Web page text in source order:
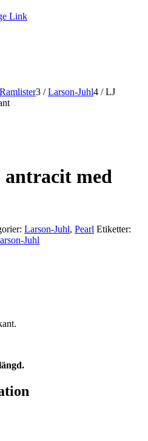
Link
Ramlister3 / Larson-Juhl4 / LJ
antracit med
Larson-Juhl, Pearl Etiketter:
Juhl